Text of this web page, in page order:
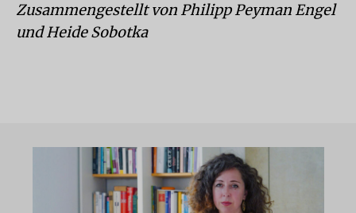
Zusammengestellt von Philipp Peyman Engel
und Heide Sobotka